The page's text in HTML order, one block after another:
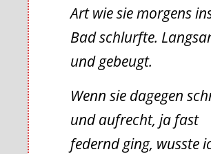
Art wie sie morgens
Bad schlurfte.
und gebeugt.
Wenn sie dagegen
und aufrecht, ja fast
federnd ging, wusste